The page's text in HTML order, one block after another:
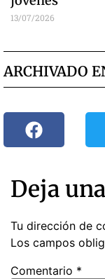
13/07/2026
ARCHIVADO
Deja
Tu dirección de
Los campos
Comentario *